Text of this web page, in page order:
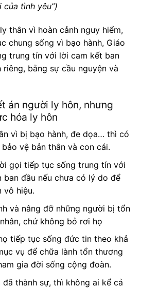
của tình yêu”)
thân vì hoàn cảnh nguy hiểm,
chung sống vì bạo hành, Giáo
trung tín với lời cam kết ban
bằng sự cầu nguyện và
án người ly hôn, nhưng
hóa ly hôn
vì bị bạo hành, đe dọa… thì có
vệ bản thân và con cái.
gọi tiếp tục sống trung tín với
ban đầu nếu chưa có lý do để
vô hiệu.
và nâng đỡ những người bị tổn
chứ không bỏ rơi họ
tiếp tục sống đức tin theo khả
vụ để chữa lành tổn thương
gia đời sống cộng đoàn.
đã thành sự, thì không ai kể cả